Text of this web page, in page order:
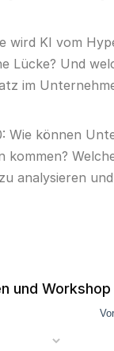
wird KI vom
Lücke? Und
im
Wie können
kommen?
analysieren
und